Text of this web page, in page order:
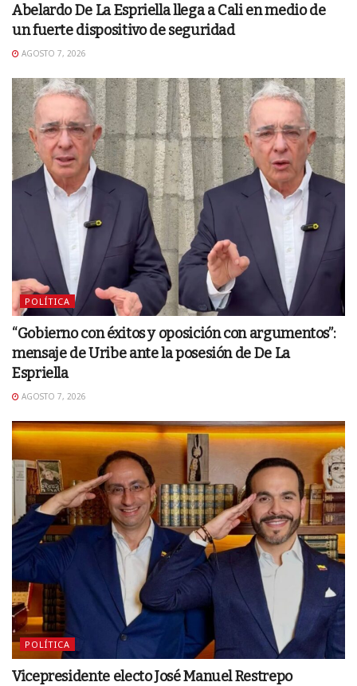
Abelardo De La Espriella llega a Cali en medio de
un fuerte dispositivo de seguridad
AGOSTO 7, 2026
POLÍTICA
“Gobierno con éxitos y oposición con argumentos”:
mensaje de Uribe ante la posesión de De La
Espriella
AGOSTO 7, 2026
POLÍTICA
Vicepresidente electo José Manuel Restrepo